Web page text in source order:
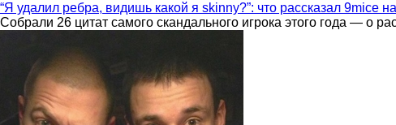
“Я удалил ребра, видишь какой я skinny?”: что рассказал 9mice на
Собрали 26 цитат самого скандального игрока этого года — о